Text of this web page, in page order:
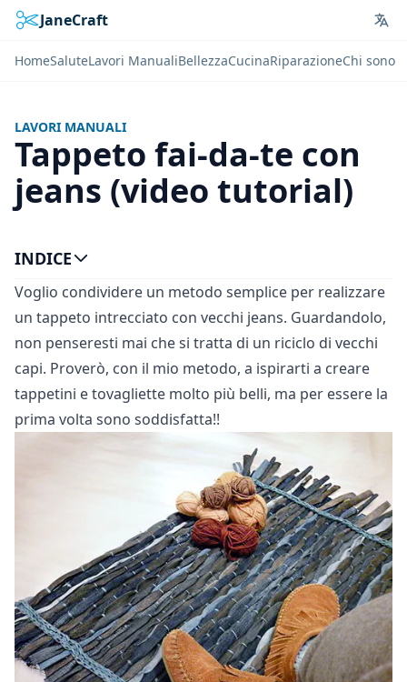
JaneCraft
HomeSaluteLavori ManualiBellezzaCucinaRiparazioneChi sono
LAVORI MANUALI
Tappeto fai-da-te con
jeans (video tutorial)
Voglio condividere un metodo semplice per realizzare
un tappeto intrecciato con vecchi jeans. Guardandolo,
non penseresti mai che si tratta di un riciclo di vecchi
capi. Proverò, con il mio metodo, a ispirarti a creare
tappetini e tovagliette molto più belli, ma per essere la
prima volta sono soddisfatta!!
INDICE